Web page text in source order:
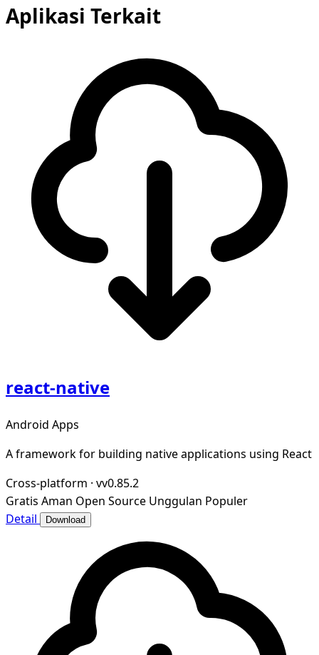
Aplikasi Terkait
react-native
Android Apps
A framework for building native applications using React
Cross-platform · vv0.85.2
Gratis Aman Open Source Unggulan Populer
Detail
Download